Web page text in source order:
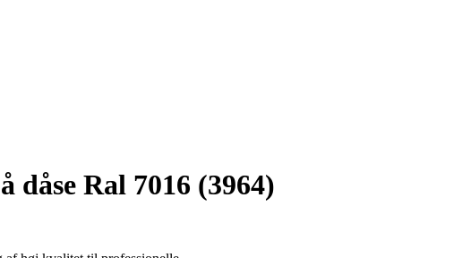
Ral 7016 (3964)